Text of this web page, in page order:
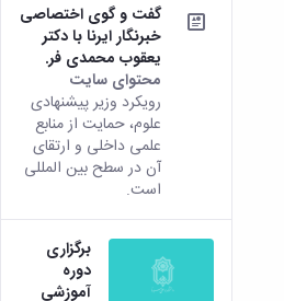
گفت و گوی اختصاصی
خبرنگار ایرنا با دکتر
یعقوب محمدی فر.
محتوای سایت
رویکرد وزیر پیشنهادی
علوم، حمایت از منابع
علمی داخلی و ارتقای
آن در سطح بین المللی
است.
برگزاری
دوره
آموزشی